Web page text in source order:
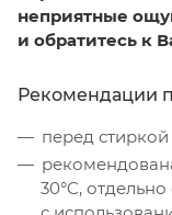
неприятные
и обратитесь к
Рекомендации
перед стиркой
30°C,